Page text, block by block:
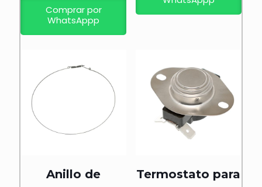
Comprar por
WhatsAppp
Anillo de Termostato para